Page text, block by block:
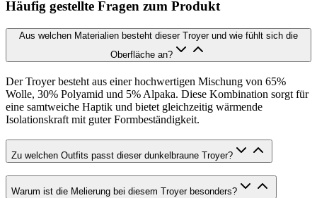
Häufig gestellte Fragen zum Produkt
Aus welchen Materialien besteht dieser Troyer und wie fühlt sich die
Oberfläche an?
Der Troyer besteht aus einer hochwertigen Mischung von 65%
Wolle, 30% Polyamid und 5% Alpaka. Diese Kombination sorgt für
eine samtweiche Haptik und bietet gleichzeitig wärmende
Isolationskraft mit guter Formbeständigkeit.
Zu welchen Outfits passt dieser dunkelbraune Troyer?
Warum ist die Melierung bei diesem Troyer besonders?